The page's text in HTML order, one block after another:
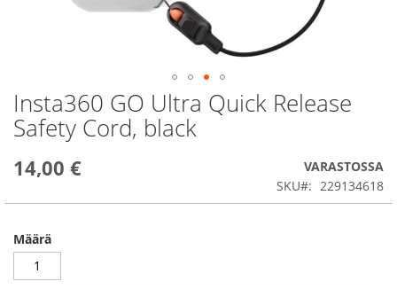
Insta360 GO Ultra Quick Release
Safety Cord, black
14,00 €
VARASTOSSA
SKU
229134618
Määrä
Skip
to
the
of